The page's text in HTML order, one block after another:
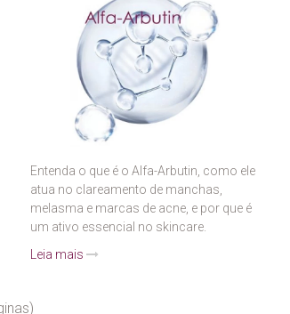
Entenda o que é o Alfa-Arbutin, como ele
atua no clareamento de manchas,
melasma e marcas de acne, e por que é
um ativo essencial no skincare.
Leia mais